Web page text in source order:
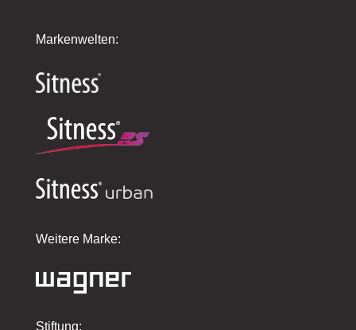
Markenwelten:
Weitere Marke:
Stiftung: